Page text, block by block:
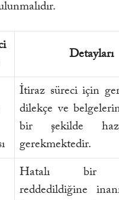
Detayları
İtiraz süreci için
dilekçe ve
bir şekilde
gerekmektedir.
Hatalı bir
reddedildiğine